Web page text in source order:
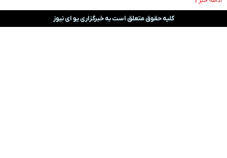
کلیه حقوق متعلق است به خبرگزاری یو ای نیوز